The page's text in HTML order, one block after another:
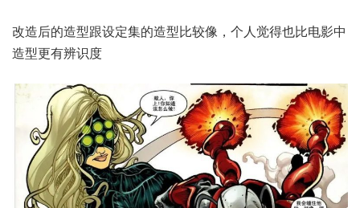
改造后的造型跟设定集的造型比较像，个人觉得也比电影中
造型更有辨识度